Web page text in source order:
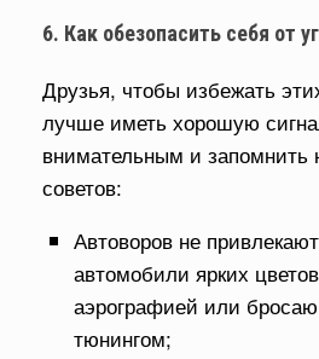
6. Как обезопасить себя от
Друзья, чтобы избежать
лучше иметь хорошую
внимательным и запомнить
советов:
Автоворов не привлекают
автомобили ярких
аэрографией или
тюнингом;